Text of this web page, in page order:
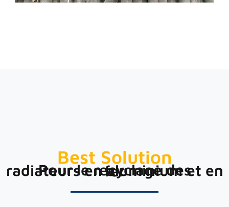
Best Solution
Pour le recyclage des radiateurs en aluminium et en fer